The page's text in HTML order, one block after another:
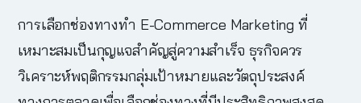
การเลือกช่องทางทำ E-Commerce Marketing ที่
เหมาะสมเป็นกุญแจสำคัญสู่ความสำเร็จ ธุรกิจควร
วิเคราะห์พฤติกรรมกลุ่มเป้าหมายและวัตถุประสงค์